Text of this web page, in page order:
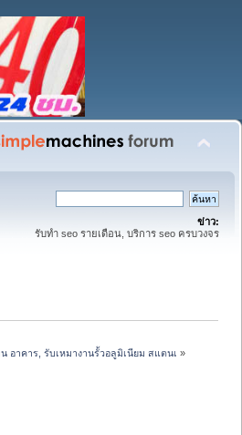
ข่าว:
รับทำ seo รายเดือน, บริการ seo ครบวงจร
อาคาร, รับเหมางานรั้วอลูมิเนียม สแตนเ »